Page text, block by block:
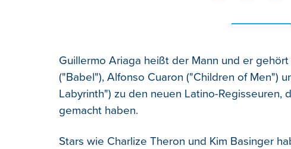
Guillermo Ariaga heißt der Mann und er
("Babel"), Alfonso Cuaron ("Children of Men")
Labyrinth") zu den neuen Latino-Regisseuren,
gemacht haben.
Stars wie Charlize Theron und Kim Basinger